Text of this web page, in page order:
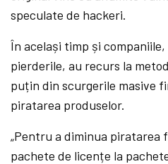
speculate de hackeri.
În același timp și
pierderile, au recurs la
puțin din scurgerile masive
piratarea produselor.
„Pentru a diminua piratarea
pachete de licențe la